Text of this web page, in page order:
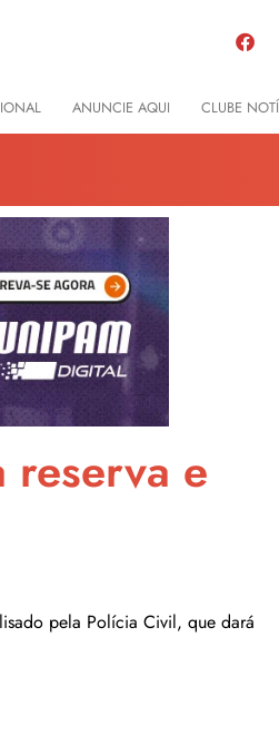
ANUNCIE AQUI CLUBE
reserva e
pela Polícia Civil, que dará